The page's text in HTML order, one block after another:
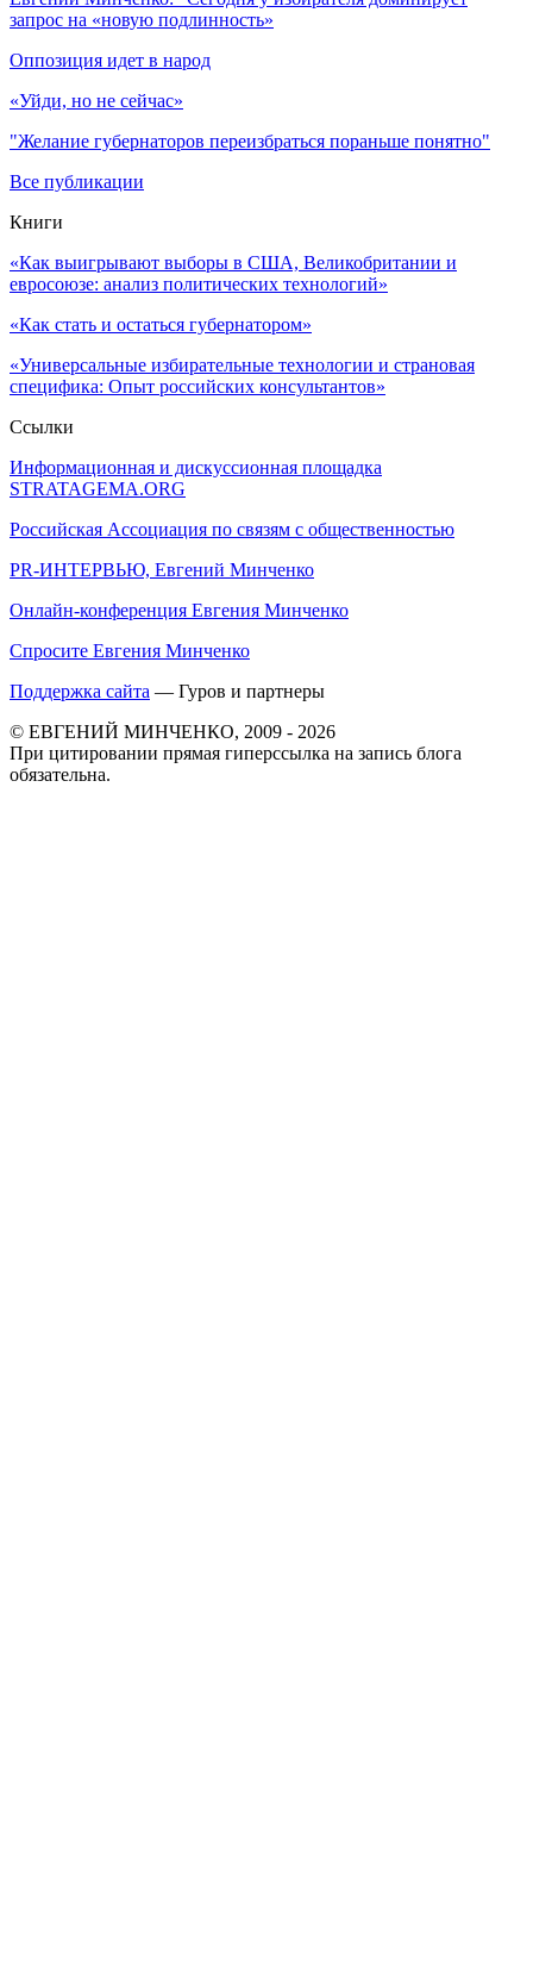
запрос на «новую подлинность»
Оппозиция идет в народ
«Уйди, но не сейчас»
"Желание губернаторов переизбраться пораньше понятно"
Все публикации
Книги
«Как выигрывают выборы в США, Великобритании и
евросоюзе: анализ политических технологий»
«Как стать и остаться губернатором»
«Универсальные избирательные технологии и страновая
специфика: Опыт российских консультантов»
Ссылки
Информационная и дискуссионная площадка
STRATAGEMA.ORG
Российская Ассоциация по связям с общественностью
PR-ИНТЕРВЬЮ, Евгений Минченко
Онлайн-конференция Евгения Минченко
Спросите Евгения Минченко
Поддержка сайта — Гуров и партнеры
© ЕВГЕНИЙ МИНЧЕНКО, 2009 - 2026
При цитировании прямая гиперссылка на запись блога
обязательна.